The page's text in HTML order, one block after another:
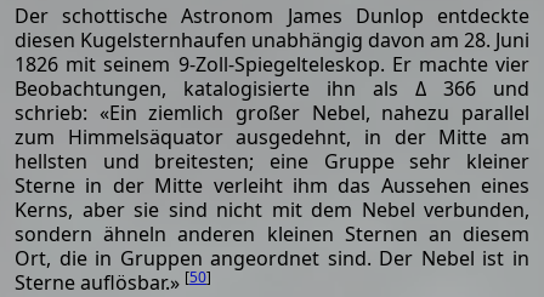
Der schottische Astronom James Dunlop entdeckte
diesen Kugelsternhaufen unabhängig davon am 28. Juni
1826 mit seinem 9-Zoll-Spiegelteleskop. Er machte vier
Beobachtungen, katalogisierte ihn als Δ 366 und
schrieb: «Ein ziemlich großer Nebel, nahezu parallel
zum Himmelsäquator ausgedehnt, in der Mitte am
hellsten und breitesten; eine Gruppe sehr kleiner
Sterne in der Mitte verleiht ihm das Aussehen eines
Kerns, aber sie sind nicht mit dem Nebel verbunden,
sondern ähneln anderen kleinen Sternen an diesem
Ort, die in Gruppen angeordnet sind. Der Nebel ist in
Sterne auflösbar.» [50]